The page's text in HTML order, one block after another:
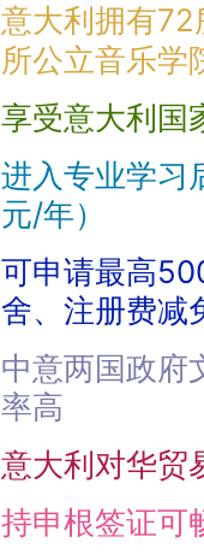
意大利拥有72
所公立音乐学
享受意大利国
进入专业学
元/年）
可申请最高
舍、注册费减
中意两国政府
率高
意大利对华贸
持申根签证可